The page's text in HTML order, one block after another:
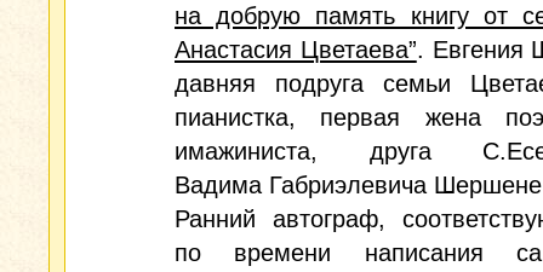
на добрую память книгу от
Анастасия Цветаева”. Евгения
давняя подруга семьи
пианистка, первая жена
имажиниста, друга
Вадима Габриэлевича
Ранний автограф,
по времени написания